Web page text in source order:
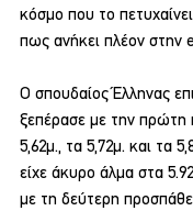
κόσμο που το
πως ανήκει πλέον στην
Ο σπουδαίος Έλληνας
ξεπέρασε με την πρώτη
5,62μ., τα 5,72μ. και τα
είχε άκυρο άλμα στα
με τη δεύτερη